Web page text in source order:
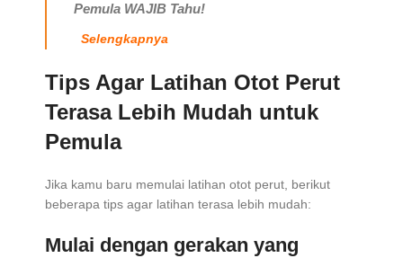
Pemula WAJIB Tahu!
Selengkapnya
Tips Agar Latihan Otot Perut
Terasa Lebih Mudah untuk
Pemula
Jika kamu baru memulai latihan otot perut, berikut
beberapa tips agar latihan terasa lebih mudah:
Mulai dengan gerakan yang